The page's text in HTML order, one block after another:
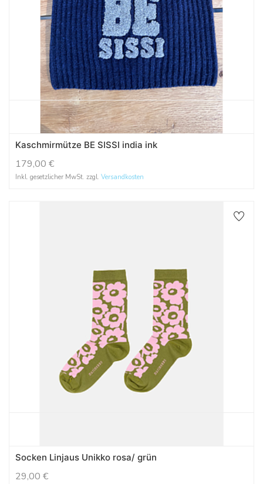
Kaschmirmütze BE SISSI india ink
179,00 €
Inkl. gesetzlicher MwSt. zzgl. Versandkosten
Socken Linjaus Unikko rosa/ grün
29,00 €